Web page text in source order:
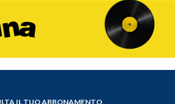
IL TUO ABBONAMENTO